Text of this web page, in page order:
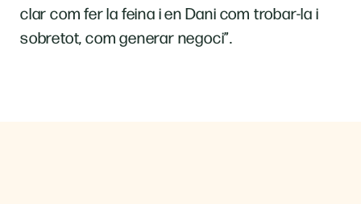
clar com fer la feina i en Dani com trobar-la i
sobretot, com generar negoci”.